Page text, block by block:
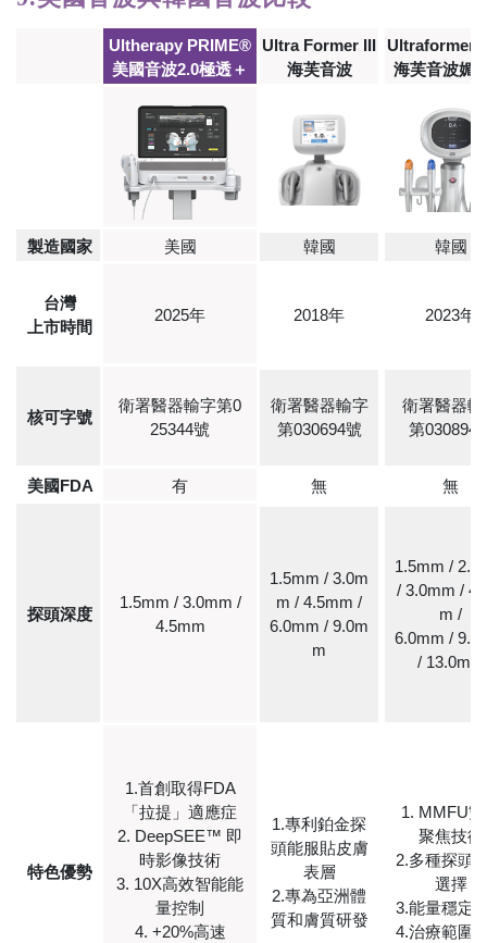
Ultherapy PRIME®
美國音波2.0極透＋
Ultra Former III
海芙音波
Ultraformer
海芙音波媚
製造國家 美國 韓國 韓國
台灣
上市時間
2025年 2018年 2023年
核可字號
衛署醫器輸字第0
25344號
衛署醫器輸字
第030694號
衛署醫器輸
第030894
美國FDA 有 無 無
探頭深度
1.5mm / 3.0mm /
4.5mm
1.5mm / 3.0m
m / 4.5mm /
6.0mm / 9.0m
m
1.5mm /
/ 3.0mm /
m /
6.0mm /
/ 13.0mm
特色優勢
1.首創取得FDA
「拉提」適應症
2. DeepSEE™ 即
時影像技術
3. 10X高效智能能
量控制
4. +20%高速
1.專利鉑金探
頭能服貼皮膚
表層
2.專為亞洲體
質和膚質研發
1. MMFU
聚焦技術
2.多種探頭
選擇
3.能量穩定
4.治療範圍